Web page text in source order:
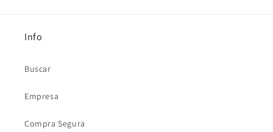
Info
Buscar
Empresa
Compra Segura